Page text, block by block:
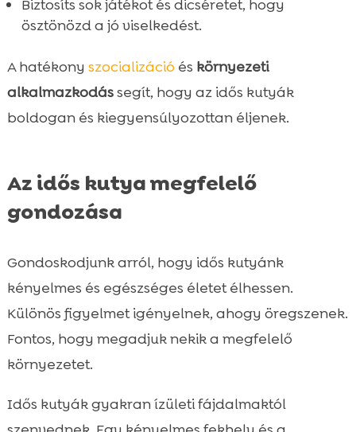
Biztosíts sok játékot és dicséretet, hogy
ösztönözd a jó viselkedést.
A hatékony szocializáció és környezeti
alkalmazkodássegít, hogy az idős kutyák
boldogan és kiegyensúlyozottan éljenek.
Az idős kutya megfelelő
gondozása
Gondoskodjunk arról, hogy idős kutyánk
kényelmes és egészséges életet élhessen.
Különös figyelmet igényelnek, ahogy öregszenek.
Fontos, hogy megadjuk nekik a megfelelő
környezetet.
Idős kutyák gyakran ízületi fájdalmaktól